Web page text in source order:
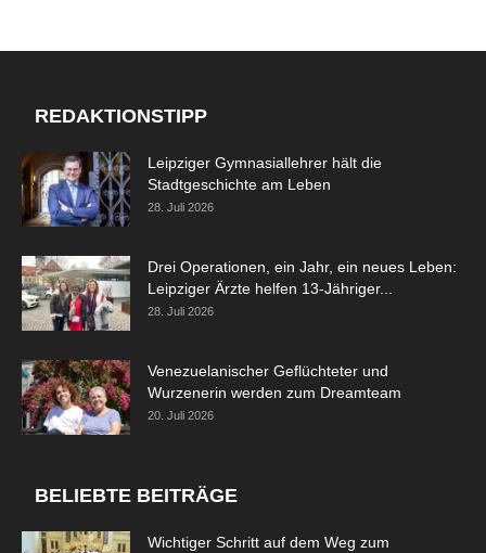
REDAKTIONSTIPP
Leipziger Gymnasiallehrer hält die
Stadtgeschichte am Leben
28. Juli 2026
Drei Operationen, ein Jahr, ein neues Leben:
Leipziger Ärzte helfen 13-Jähriger...
28. Juli 2026
Venezuelanischer Geflüchteter und
Wurzenerin werden zum Dreamteam
20. Juli 2026
BELIEBTE BEITRÄGE
Wichtiger Schritt auf dem Weg zum